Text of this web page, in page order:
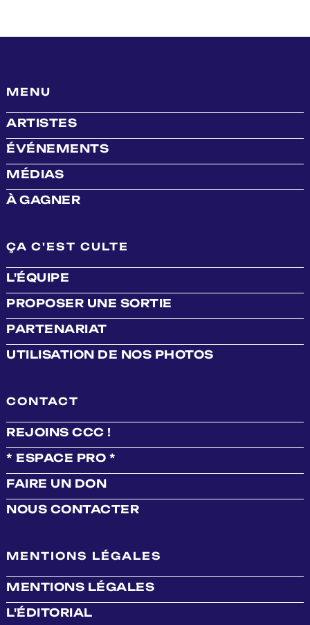
MENU
ARTISTES
ÉVÉNEMENTS
MÉDIAS
À GAGNER
ÇA C'EST CULTE
L'ÉQUIPE
PROPOSER UNE SORTIE
PARTENARIAT
UTILISATION DE NOS PHOTOS
CONTACT
REJOINS CCC !
* ESPACE PRO *
FAIRE UN DON
NOUS CONTACTER
MENTIONS LÉGALES
MENTIONS LÉGALES
L'ÉDITORIAL